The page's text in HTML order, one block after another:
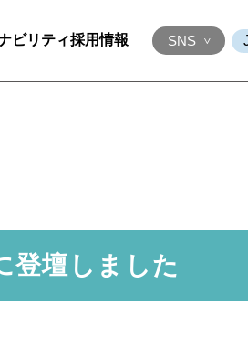
SNS
ビリティ採用情報
登壇しました